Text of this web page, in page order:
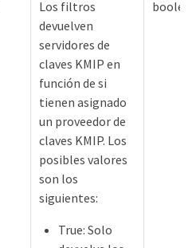
Los filtros
devuelven
servidores de
claves KMIP en
función de si
tienen asignado
un proveedor de
claves KMIP. Los
posibles valores
son los
siguientes:
True: Solo